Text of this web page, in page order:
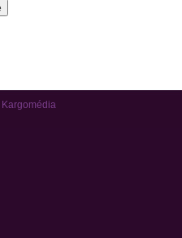
Kargomédia